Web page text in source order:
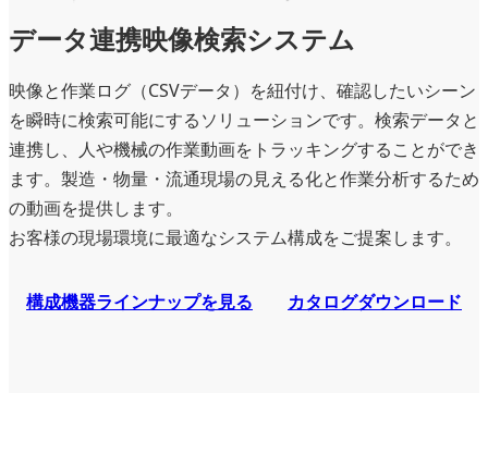
データ連携映像検索システム
映像と作業ログ（CSVデータ）を紐付け、確認したいシーン
を瞬時に検索可能にするソリューションです。検索データと
連携し、人や機械の作業動画をトラッキングすることができ
ます。製造・物量・流通現場の見える化と作業分析するため
の動画を提供します。
お客様の現場環境に最適なシステム構成をご提案します。
構成機器ラインナップを見る カタログダウンロード